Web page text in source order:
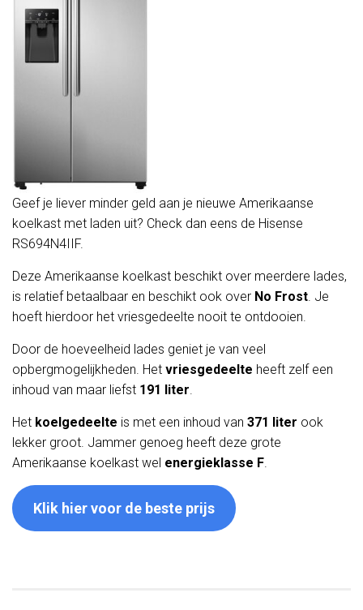
Geef je liever minder geld aan je nieuwe Amerikaanse
koelkast met laden uit? Check dan eens de Hisense
RS694N4IIF.
Deze Amerikaanse koelkast beschikt over meerdere lades,
is relatief betaalbaar en beschikt ook over No Frost. Je
hoeft hierdoor het vriesgedeelte nooit te ontdooien.
Door de hoeveelheid lades geniet je van veel
opbergmogelijkheden. Het vriesgedeelte heeft zelf een
inhoud van maar liefst 191 liter.
Het koelgedeelte is met een inhoud van 371 liter ook
lekker groot. Jammer genoeg heeft deze grote
Amerikaanse koelkast wel energieklasse F.
Klik hier voor de beste prijs